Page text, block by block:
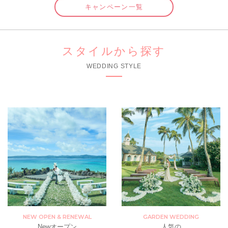
キャンペーン一覧
スタイルから探す
WEDDING STYLE
NEW OPEN & RENEWAL GARDEN WEDDING